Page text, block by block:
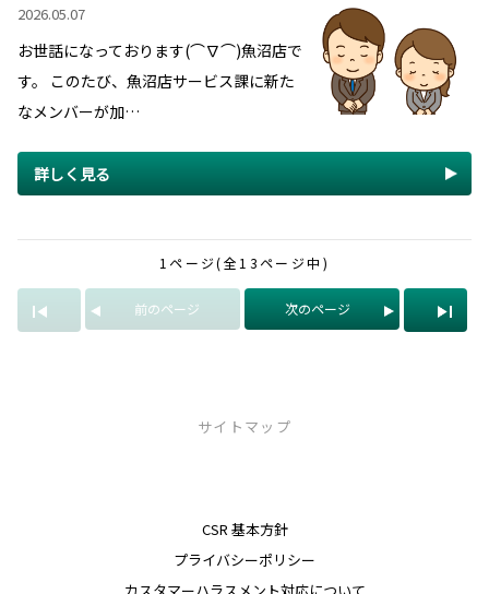
2026.05.07
お世話になっております(⌒∇⌒)魚沼店で
す。 このたび、魚沼店サービス課に新た
なメンバーが加…
詳しく見る
1ページ(全13ページ中)
前のページ 次のページ
サイトマップ
CSR 基本方針
プライバシーポリシー